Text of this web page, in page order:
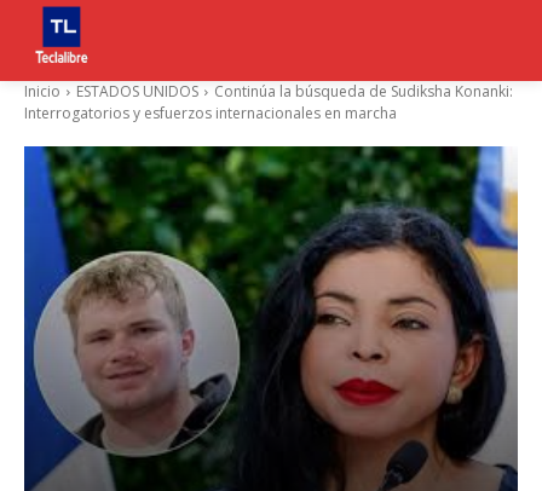
Inicio ESTADOS UNIDOS
Continúa la búsqueda de Sudiksha Konanki:
Interrogatorios y esfuerzos internacionales en marcha